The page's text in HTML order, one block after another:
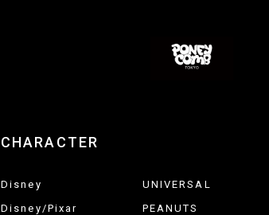
CHARACTER
Disney
Disney/Pixar
UNIVERSAL
PEANUTS